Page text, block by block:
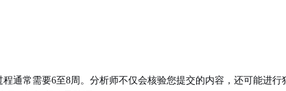
程通常需要6至8周 。分析师不仅会核验您提交的内容，还可能进行